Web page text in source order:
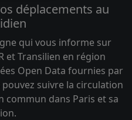
déplacements au
qui vous informe sur
et Transilien en région
Open Data fournies par
suivre la circulation
commun dans Paris et sa